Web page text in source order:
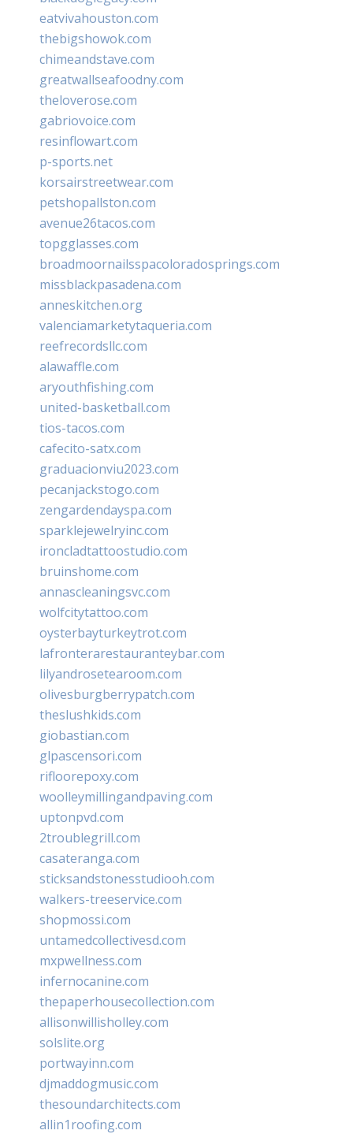
eatvivahouston.com
thebigshowok.com
chimeandstave.com
greatwallseafoodny.com
theloverose.com
gabriovoice.com
resinflowart.com
p-sports.net
korsairstreetwear.com
petshopallston.com
avenue26tacos.com
topgglasses.com
broadmoornailsspacoloradosprings.com
missblackpasadena.com
anneskitchen.org
valenciamarketytaqueria.com
reefrecordsllc.com
alawaffle.com
aryouthfishing.com
united-basketball.com
tios-tacos.com
cafecito-satx.com
graduacionviu2023.com
pecanjackstogo.com
zengardendayspa.com
sparklejewelryinc.com
ironcladtattoostudio.com
bruinshome.com
annascleaningsvc.com
wolfcitytattoo.com
oysterbayturkeytrot.com
lafronterarestauranteybar.com
lilyandrosetearoom.com
olivesburgberrypatch.com
theslushkids.com
giobastian.com
glpascensori.com
rifloorepoxy.com
woolleymillingandpaving.com
uptonpvd.com
2troublegrill.com
casateranga.com
sticksandstonesstudiooh.com
walkers-treeservice.com
shopmossi.com
untamedcollectivesd.com
mxpwellness.com
infernocanine.com
thepaperhousecollection.com
allisonwillisholley.com
solslite.org
portwayinn.com
djmaddogmusic.com
thesoundarchitects.com
allin1roofing.com